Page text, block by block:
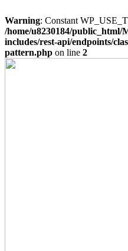
Warning: Constant
/home/u8230184/public_html/
includes/rest-api/endpoints/
pattern.php on line 2
Skip